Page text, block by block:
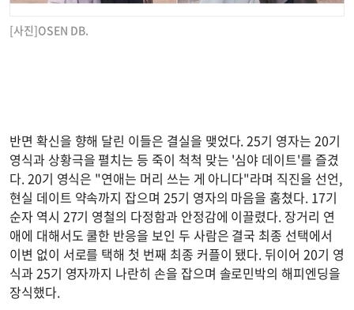
[사진]OSEN DB.
반면 확신을 향해 달린 이들은 결실을 맺었다. 25기 영자는 20기
영식과 상황극을 펼치는 등 죽이 척척 맞는 '심야 데이트'를 즐겼
다. 20기 영식은 "연애는 머리 쓰는 게 아니다"라며 직진을 선언,
현실 데이트 약속까지 잡으며 25기 영자의 마음을 훔쳤다. 17기
순자 역시 27기 영철의 다정함과 안정감에 이끌렸다. 장거리 연
애에 대해서도 쿨한 반응을 보인 두 사람은 결국 최종 선택에서
이변 없이 서로를 택해 첫 번째 최종 커플이 됐다. 뒤이어 20기 영
식과 25기 영자까지 나란히 손을 잡으며 솔로민박의 해피엔딩을
장식했다.